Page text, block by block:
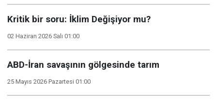
Kritik bir soru: İklim Değişiyor mu?
02 Haziran 2026 Salı 01:00
ABD-İran savaşının gölgesinde tarım
25 Mayıs 2026 Pazartesi 01:00